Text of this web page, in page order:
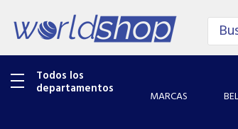
Todos los
departamentos MARCAS